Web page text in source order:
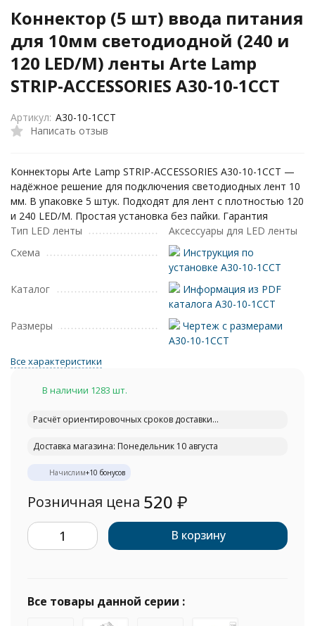
Коннектор (5 шт) ввода питания
для 10мм светодиодной (240 и
120 LED/M) ленты Arte Lamp
STRIP-ACCESSORIES A30-10-1CCT
Написать отзыв
Артикул: A30-10-1CCT
Коннекторы Arte Lamp STRIP-ACCESSORIES A30-10-1CCT —
надёжное решение для подключения светодиодных лент 10
мм. В упаковке 5 штук. Подходят для лент с плотностью 120
и 240 LED/M. Простая установка без пайки. Гарантия
Тип LED ленты
Аксессуары для LED ленты
Схема
Инструкция по
установке A30-10-1CCT
Каталог
Информация из PDF
каталога A30-10-1CCT
Размеры
Чертеж с размерами
A30-10-1CCT
Все характеристики
В наличии 1283 шт.
Расчёт ориентировочных сроков доставки...
Доставка магазина: Понедельник 10 августа
Начислим+10 бонусов
Розничная цена 520 ₽
В корзину
Все товары данной серии :